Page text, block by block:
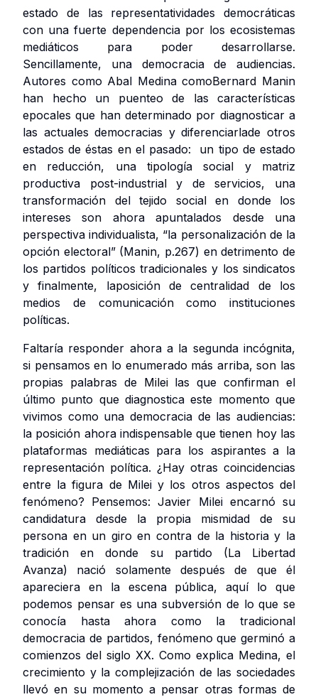
estado de las representatividades democráticas
con una fuerte dependencia por los ecosistemas
mediáticos para poder desarrollarse.
Sencillamente, una democracia de audiencias.
Autores como Abal Medina comoBernard Manin
han hecho un puenteo de las características
epocales que han determinado por diagnosticar a
las actuales democracias y diferenciarlade otros
estados de éstas en el pasado: un tipo de estado
en reducción, una tipología social y matriz
productiva post-industrial y de servicios, una
transformación del tejido social en donde los
intereses son ahora apuntalados desde una
perspectiva individualista, “la personalización de la
opción electoral” (Manin, p.267) en detrimento de
los partidos políticos tradicionales y los sindicatos
y finalmente, laposición de centralidad de los
medios de comunicación como instituciones
políticas.
Faltaría responder ahora a la segunda incógnita,
si pensamos en lo enumerado más arriba, son las
propias palabras de Milei las que confirman el
último punto que diagnostica este momento que
vivimos como una democracia de las audiencias:
la posición ahora indispensable que tienen hoy las
plataformas mediáticas para los aspirantes a la
representación política. ¿Hay otras coincidencias
entre la figura de Milei y los otros aspectos del
fenómeno? Pensemos: Javier Milei encarnó su
candidatura desde la propia mismidad de su
persona en un giro en contra de la historia y la
tradición en donde su partido (La Libertad
Avanza) nació solamente después de que él
apareciera en la escena pública, aquí lo que
podemos pensar es una subversión de lo que se
conocía hasta ahora como la tradicional
democracia de partidos, fenómeno que germinó a
comienzos del siglo XX. Como explica Medina, el
crecimiento y la complejización de las sociedades
llevó en su momento a pensar otras formas de